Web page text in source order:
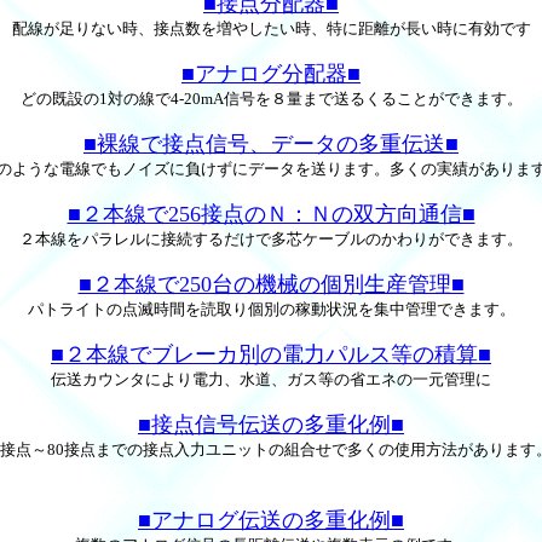
配線が足りない時、接点数を増やしたい時、特に距離が長い時に有効です
■アナログ分配器■
どの既設の1対の線で4-20mA信号を８量まで送るくることができます。
■裸線で接点信号、データの多重伝送■
ような電線でもノイズに負けずにデータを送ります。多くの実績がありま
■２本線で256接点のＮ：Ｎの双方向通信■
２本線をパラレルに接続するだけで多芯ケーブルのかわりができます。
■２本線で250台の機械の個別生産管理■
パトライトの点滅時間を読取り個別の稼動状況を集中管理できます。
■２本線でブレーカ別の電力パルス等の積算■
伝送カウンタにより電力、水道、ガス等の省エネの一元管理に
■接点信号伝送の多重化例■
点～80接点までの接点入力ユニットの組合せで多くの使用方法があります
■アナログ伝送の多重化例■